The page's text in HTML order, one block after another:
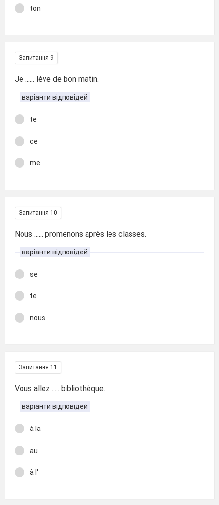
ton
Запитання 9
Je ...... lève de bon matin.
варіанти відповідей
te
ce
me
Запитання 10
Nous ...... promenons après les classes.
варіанти відповідей
se
te
nous
Запитання 11
Vous allez ..... bibliothèque.
варіанти відповідей
à la
au
à l'